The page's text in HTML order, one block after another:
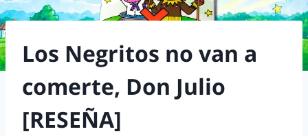
Los Negritos no van a
comerte, Don Julio
[RESEÑA]